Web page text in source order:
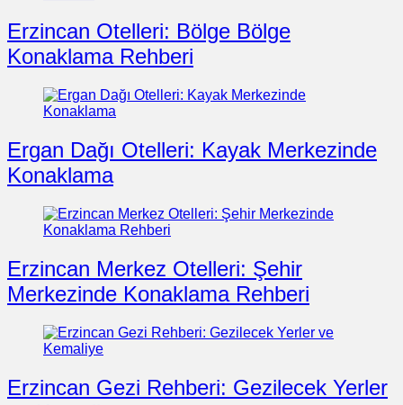
Erzincan Otelleri: Bölge Bölge
Konaklama Rehberi
Ergan Dağı Otelleri: Kayak Merkezinde
Konaklama
Erzincan Merkez Otelleri: Şehir
Merkezinde Konaklama Rehberi
Erzincan Gezi Rehberi: Gezilecek Yerler